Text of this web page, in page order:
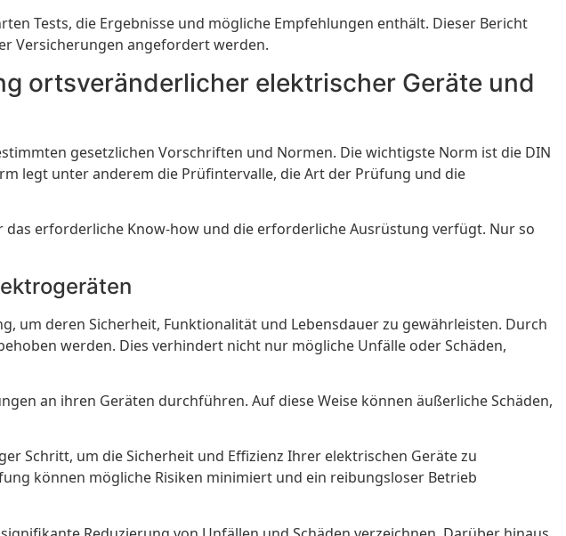
Tests, die Ergebnisse und mögliche Empfehlungen enthält. Dieser Bericht
Versicherungen angefordert werden.
ortsveränderlicher elektrischer Geräte und
gesetzlichen Vorschriften und Normen. Die wichtigste Norm ist die DIN
legt unter anderem die Prüfintervalle, die Art der Prüfung und die
erforderliche Know-how und die erforderliche Ausrüstung verfügt. Nur so
um deren Sicherheit, Funktionalität und Lebensdauer zu gewährleisten. Durch
werden. Dies verhindert nicht nur mögliche Unfälle oder Schäden,
an ihren Geräten durchführen. Auf diese Weise können äußerliche Schäden,
Schritt, um die Sicherheit und Effizienz Ihrer elektrischen Geräte zu
können mögliche Risiken minimiert und ein reibungsloser Betrieb